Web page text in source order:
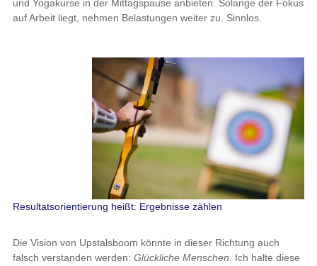
und Yogakurse in der Mittagspause anbieten: Solange der Fokus
auf Arbeit liegt, nehmen Belastungen weiter zu. Sinnlos.
Resultatsorientierung heißt: Ergebnisse zählen
Die Vision von Upstalsboom könnte in dieser Richtung auch
falsch verstanden werden: Glückliche Menschen.
Ich halte diese